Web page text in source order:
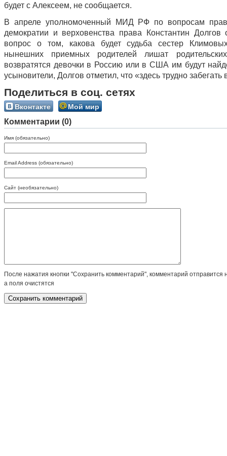
будет с Алексеем, не сообщается.
В апреле уполномоченный МИД РФ по вопросам прав
демократии и верховенства права Константин Долгов
вопрос о том, какова будет судьба сестер
нынешних приемных родителей лишат
возвратятся девочки в Россию или в США им будут
усыновители, Долгов отметил, что «здесь трудно забегать
Поделиться в соц. сетях
Вконтакте Мой мир
Комментарии (0)
Имя (обязательно)
Email Address (обязательно)
Сайт (необязательно)
После нажатия кнопки "Сохранить комментарий", комментарий отправится
а поля очистятся